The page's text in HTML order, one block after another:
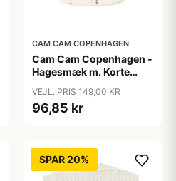
CAM CAM COPENHAGEN
Cam Cam Copenhagen -
Hagesmæk m. Korte
VEJL. PRIS 149,00 KR
96,85 kr
SPAR 20%